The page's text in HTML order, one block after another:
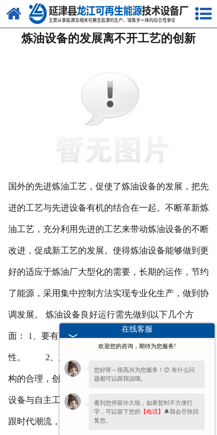
网站首页
关于我们
资质荣誉
联系我们
炼油设备的发展离不开工艺的创新
国外的先进炼油工艺，促使了炼油设备的发展，把先
进的工艺与先进设备有机的结合在一起。不断革新炼
油工艺，充分利用先进的工艺来带动炼油设备的不断
改进，促成新工艺的发展。使得炼油设备能够做到更
好的适应于炼油厂大型化的需要，长期的运作，节约
了能源，采用集中控制方法实现专业化生产，做到协
调发展。 炼油设备良好运行需先做到以下几个方
面： 1、要有先进设备，充分展现炼油设备的先进
性。 2、加强对废轮胎炼油设备的变革，促进结
构的合理，创造出更加先进产品。 3、加强通用
设备与自主工艺结合，以此不断地发展。 4、紧
跟时代潮流，利于环保。 5、健全相关部门之间
在线客服
欢迎您的咨询，期待为您服务!
您好呀～很高兴为您服务！😊 有什么问
题都可以跟我说哦。
看到您停留许久啦，如果暂时不方便打
字，可以留下您的 【电话】 🔔我会尽快回
复您。